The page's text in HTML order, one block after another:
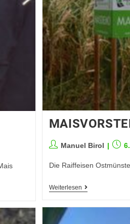
Manuel Birol
Die Raiffeisen
Weiterlesen